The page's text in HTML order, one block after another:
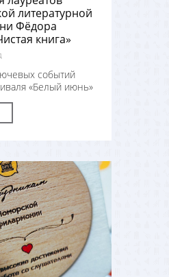
литературной
Фёдора
книга»
событий
«Белый июнь»